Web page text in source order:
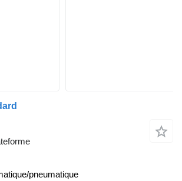
pneumatique